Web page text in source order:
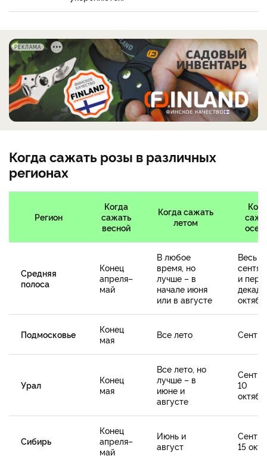
РЕКЛАМА
Когда сажать розы в различных
регионах
Регион
Когда
сажать
весной
Когда сажать
летом
Средняя
полоса
Конец
апреля–
май
В любое
время, но
лучше – в
начале июня
или в августе
Весь
и
декада
Подмосковье
Конец
мая
Все лето
Урал
Конец
мая
Все лето, но
лучше – в
июне и
августе
10
Сибирь
Конец
апреля–
май
Июнь и
август
15